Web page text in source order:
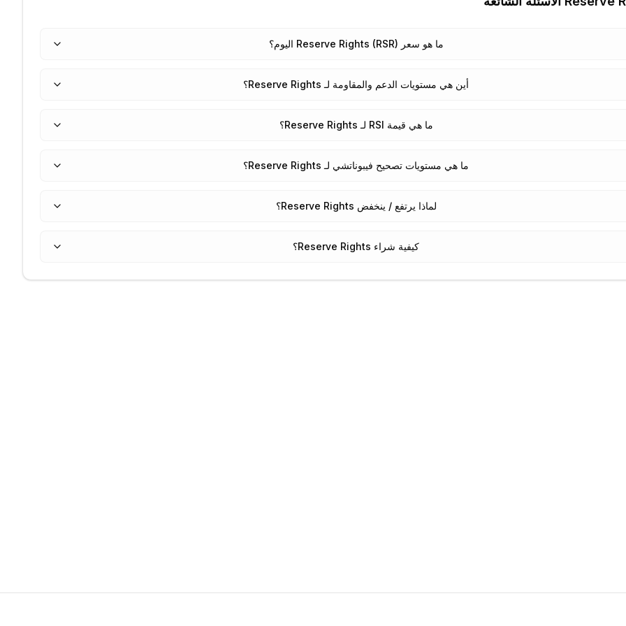
ما هو سعر Reserve Rights (RSR) اليوم؟
أين هي مستويات الدعم والمقاومة لـ Reserve Rights؟
ما هي قيمة RSI لـ Reserve Rights؟
ما هي مستويات تصحيح فيبوناتشي لـ Reserve Rights؟
لماذا يرتفع / ينخفض Reserve Rights؟
كيفية شراء Reserve Rights؟